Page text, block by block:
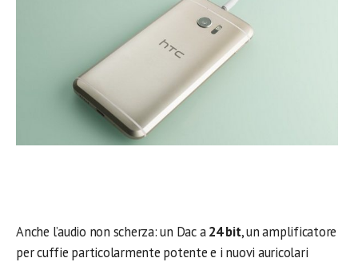
Anche l’audio non scherza: un Dac a24 bit, un amplificatore
per cuffie particolarmente potente e i nuovi auricolari